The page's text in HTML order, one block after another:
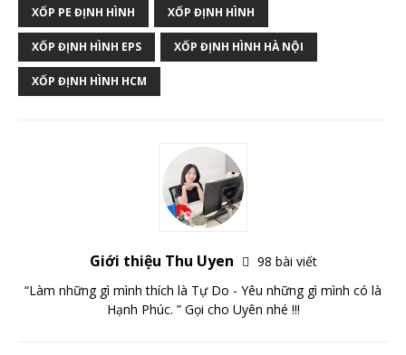
XỐP PE ĐỊNH HÌNH XỐP ĐỊNH HÌNH
XỐP ĐỊNH HÌNH EPS XỐP ĐỊNH HÌNH HÀ NỘI
XỐP ĐỊNH HÌNH HCM
Giới thiệu Thu Uyen
98 bài viết
“Làm những gì mình thích là Tự Do - Yêu những gì mình có là
Hạnh Phúc. ” Gọi cho Uyên nhé !!!